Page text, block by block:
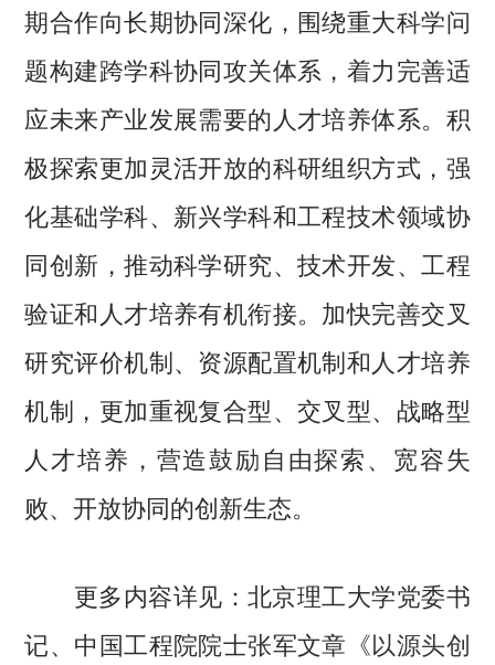
期合作向长期协同深化，围绕重大科学问
题构建跨学科协同攻关体系，着力完善适
应未来产业发展需要的人才培养体系。积
极探索更加灵活开放的科研组织方式，强
化基础学科、新兴学科和工程技术领域协
同创新，推动科学研究、技术开发、工程
验证和人才培养有机衔接。加快完善交叉
研究评价机制、资源配置机制和人才培养
机制，更加重视复合型、交叉型、战略型
人才培养，营造鼓励自由探索、宽容失
败、开放协同的创新生态。
更多内容详见：北京理工大学党委书
记、中国工程院院士张军文章《以源头创